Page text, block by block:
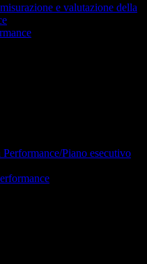
e valutazione della
Performance/Piano esecutivo